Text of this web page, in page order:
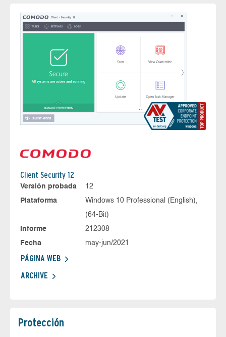
Client Security 12
Versión probada
12
Plataforma
Windows 10 Professional (English),
(64-Bit)
Informe
212308
Fecha
may-jun/2021
PÁGINA WEB
ARCHIVE
Protección